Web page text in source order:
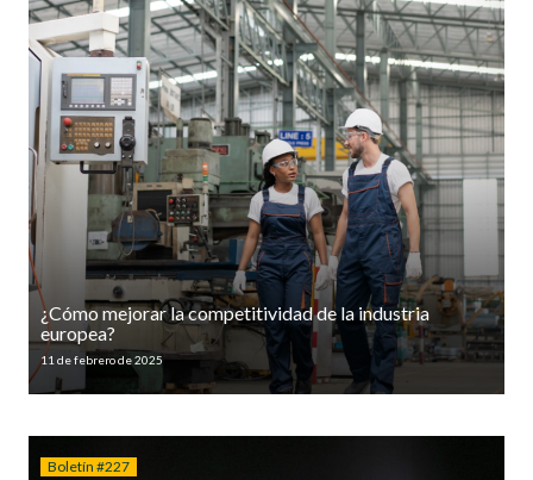
¿Cómo mejorar la competitividad de la industria
europea?
11 de febrero de 2025
Boletín #227